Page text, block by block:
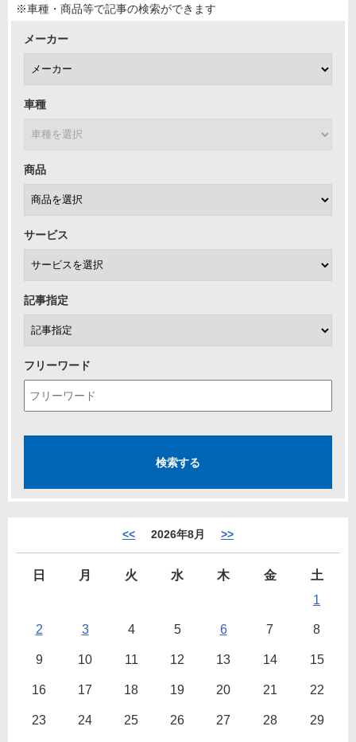
※車種・商品等で記事の検索ができます
メーカー
車種
商品
サービス
記事指定
フリーワード
<< 2026年8月 >>
日 月 火 水 木 金
土
1
2 3 4 5 6 7 8
9 10 11 12 13 14 15
16 17 18 19 20 21 22
23 24 25 26 27 28 29